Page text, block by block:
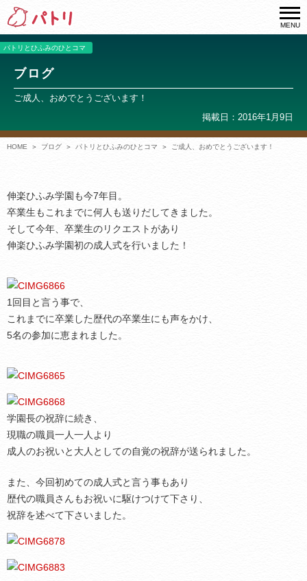
MENU
パトリとひふみのひとコマ
ブログ
ご成人、おめでとうございます！
掲載日：2016年1月9日
HOME ブログ パトリとひふみのひとコマ ご成人、おめでとうございます！
伸楽ひふみ学園も今7年目。
卒業生もこれまでに何人も送りだしてきました。
そして今年、卒業生のリクエストがあり
伸楽ひふみ学園初の成人式を行いました！
1回目と言う事で、
これまでに卒業した歴代の卒業生にも声をかけ、
5名の参加に恵まれました。
学園長の祝辞に続き、
現職の職員一人一人より
成人のお祝いと大人としての自覚の祝辞が送られました。
また、今回初めての成人式と言う事もあり
歴代の職員さんもお祝いに駆けつけて下さり、
祝辞を述べて下さいました。